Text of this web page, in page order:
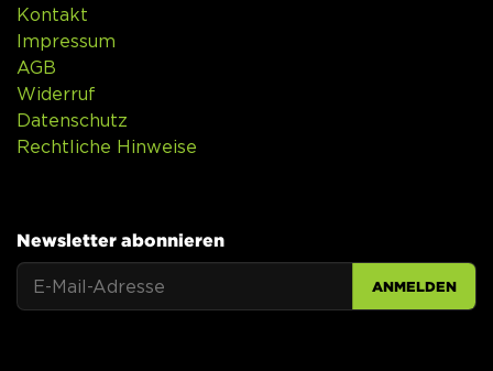
Kontakt
Impressum
AGB
Widerruf
Datenschutz
Rechtliche Hinweise
Newsletter abonnieren
ANMELDEN